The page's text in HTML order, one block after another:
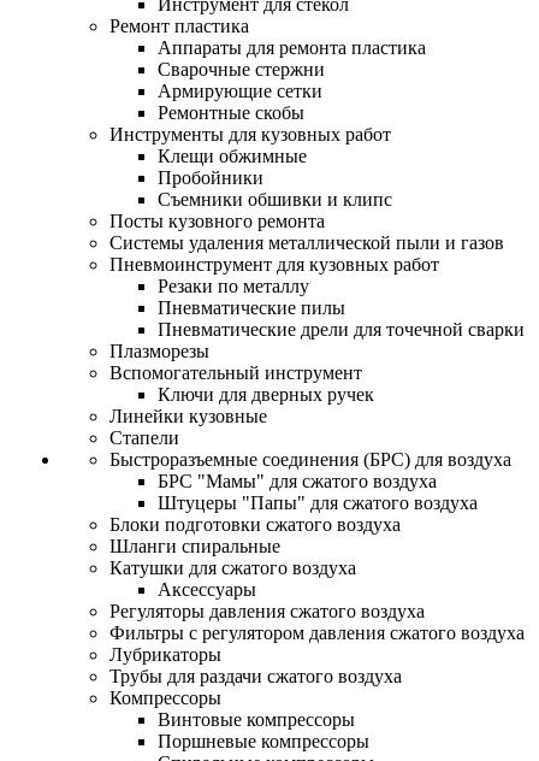
Инструмент для стёкол
Ремонт пластика
Аппараты для ремонта пластика
Сварочные стержни
Армирующие сетки
Ремонтные скобы
Инструменты для кузовных работ
Клещи обжимные
Пробойники
Съемники обшивки и клипс
Посты кузовного ремонта
Системы удаления металлической пыли и газов
Пневмоинструмент для кузовных работ
Резаки по металлу
Пневматические пилы
Пневматические дрели для точечной сварки
Плазморезы
Вспомогательный инструмент
Ключи для дверных ручек
Линейки кузовные
Стапели
Быстроразъемные соединения (БРС) для воздуха
БРС "Мамы" для сжатого воздуха
Штуцеры "Папы" для сжатого воздуха
Блоки подготовки сжатого воздуха
Шланги спиральные
Катушки для сжатого воздуха
Аксессуары
Регуляторы давления сжатого воздуха
Фильтры с регулятором давления сжатого воздуха
Лубрикаторы
Трубы для раздачи сжатого воздуха
Компрессоры
Винтовые компрессоры
Поршневые компрессоры